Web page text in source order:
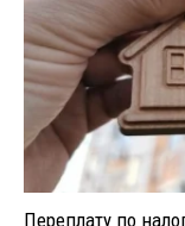
Переплату по